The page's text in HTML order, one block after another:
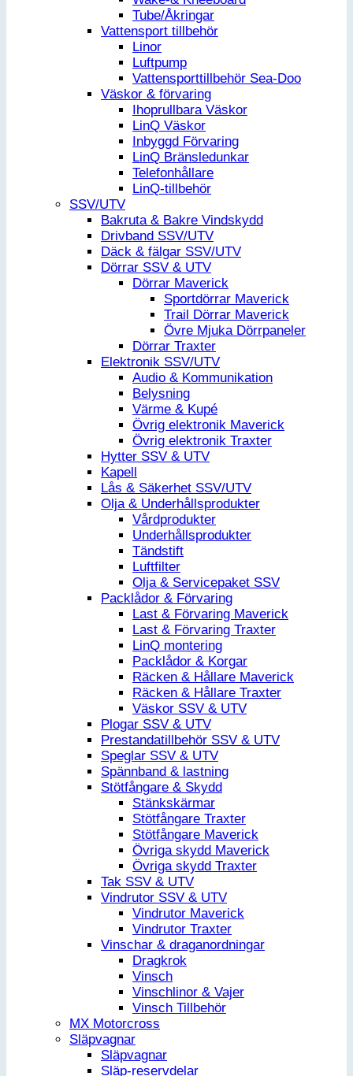
Tube/Åkringar
Vattensport tillbehör
Linor
Luftpump
Vattensporttillbehör Sea-Doo
Väskor & förvaring
Ihoprullbara Väskor
LinQ Väskor
Inbyggd Förvaring
LinQ Bränsledunkar
Telefonhållare
LinQ-tillbehör
SSV/UTV
Bakruta & Bakre Vindskydd
Drivband SSV/UTV
Däck & fälgar SSV/UTV
Dörrar SSV & UTV
Dörrar Maverick
Sportdörrar Maverick
Trail Dörrar Maverick
Övre Mjuka Dörrpaneler
Dörrar Traxter
Elektronik SSV/UTV
Audio & Kommunikation
Belysning
Värme & Kupé
Övrig elektronik Maverick
Övrig elektronik Traxter
Hytter SSV & UTV
Kapell
Lås & Säkerhet SSV/UTV
Olja & Underhållsprodukter
Vårdprodukter
Underhållsprodukter
Tändstift
Luftfilter
Olja & Servicepaket SSV
Packlådor & Förvaring
Last & Förvaring Maverick
Last & Förvaring Traxter
LinQ montering
Packlådor & Korgar
Räcken & Hållare Maverick
Räcken & Hållare Traxter
Väskor SSV & UTV
Plogar SSV & UTV
Prestandatillbehör SSV & UTV
Speglar SSV & UTV
Spännband & lastning
Stötfångare & Skydd
Stänkskärmar
Stötfångare Traxter
Stötfångare Maverick
Övriga skydd Maverick
Övriga skydd Traxter
Tak SSV & UTV
Vindrutor SSV & UTV
Vindrutor Maverick
Vindrutor Traxter
Vinschar & draganordningar
Dragkrok
Vinsch
Vinschlinor & Vajer
Vinsch Tillbehör
MX Motorcross
Släpvagnar
Släpvagnar
Släp-reservdelar